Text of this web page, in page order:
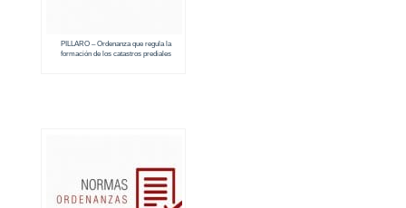
PILLARO – Ordenanza que regula la
formación de los catastros prediales